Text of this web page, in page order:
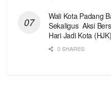
Wali Kota Padang
Sekaligus Aksi
Hari Jadi Kota
0 SHARES